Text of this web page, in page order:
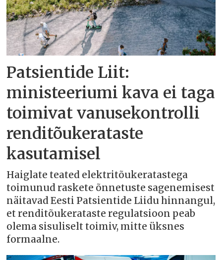
Patsientide Liit:
ministeeriumi kava ei taga
toimivat vanusekontrolli
renditõukerataste
kasutamisel
Haiglate teated elektritõukeratastega
toimunud raskete õnnetuste sagenemisest
näitavad Eesti Patsientide Liidu hinnangul,
et renditõukerataste regulatsioon peab
olema sisuliselt toimiv, mitte üksnes
formaalne.